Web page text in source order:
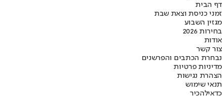
דף הבית
זמני כניסת וצאת שבת
מגזין השבוע
בחירות 2026
אודות
צור קשר
נבחרת הכתבים והפרשנים
מדיניות פרטיות
הצהרת נגישות
תנאי שימוש
כדאילהכיר